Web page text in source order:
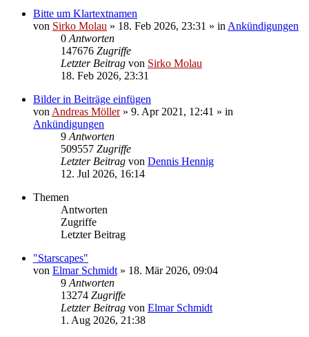
Bitte um Klartextnamen
von Sirko Molau » 18. Feb 2026, 23:31 » in Ankündigungen
0 Antworten
147676 Zugriffe
Letzter Beitrag von Sirko Molau
18. Feb 2026, 23:31
Bilder in Beiträge einfügen
von Andreas Möller» 9. Apr 2021, 12:41 » in
Ankündigungen
9 Antworten
509557 Zugriffe
Letzter Beitrag von Dennis Hennig
12. Jul 2026, 16:14
Themen
Antworten
Zugriffe
Letzter Beitrag
"Starscapes"
von Elmar Schmidt » 18. Mär 2026, 09:04
9 Antworten
13274 Zugriffe
Letzter Beitrag von Elmar Schmidt
1. Aug 2026, 21:38